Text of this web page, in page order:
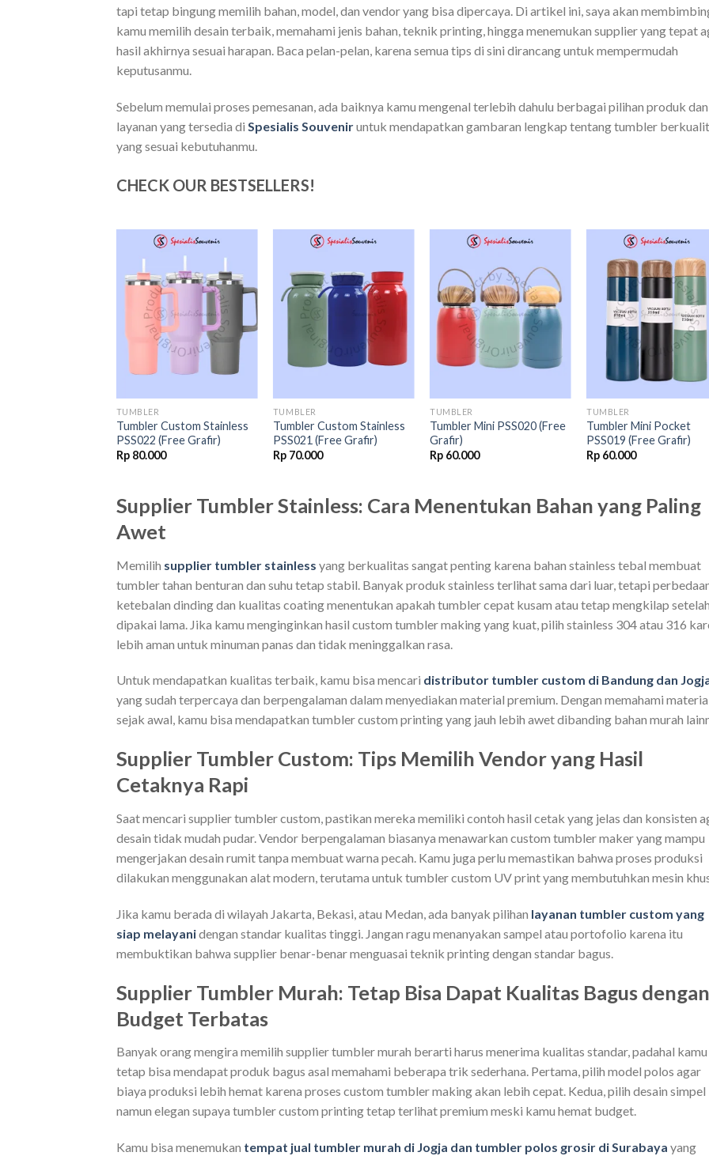
tapi tetap bingung memilih bahan, model, dan vendor yang bisa dipercaya. Di artikel ini, saya akan
kamu memilih desain terbaik, memahami jenis bahan, teknik printing, hingga menemukan supplier yang tepat
hasil akhirnya sesuai harapan. Baca pelan-pelan, karena semua tips di sini dirancang untuk mempermudah
keputusanmu.
Sebelum memulai proses pemesanan, ada baiknya kamu mengenal terlebih dahulu berbagai pilihan produk dan
layanan yang tersedia di Spesialis Souveniruntuk mendapatkan gambaran lengkap tentang tumbler
yang sesuai kebutuhanmu.
CHECK OUR BESTSELLERS!
Add to
wishlist
TUMBLER
Tumbler Custom Stainless
PSS022 (Free Grafir)
Rp80.000
Add to
wishlist
TUMBLER
Tumbler Custom Stainless
PSS021 (Free Grafir)
Rp70.000
Add to
wishlist
TUMBLER
Tumbler Mini PSS020 (Free
Grafir)
Rp 60.000
Add to
TUMBLER
Tumbler Mini Pocket
PSS019 (Free Grafir)
Rp 60.000
Supplier Tumbler Stainless: Cara Menentukan Bahan yang Paling
Awet
Memilih supplier tumbler stainless yang berkualitas sangat penting karena bahan stainless tebal membuat
tumbler tahan benturan dan suhu tetap stabil. Banyak produk stainless terlihat sama dari luar, tetapi
ketebalan dinding dan kualitas coating menentukan apakah tumbler cepat kusam atau tetap mengkilap setelah
dipakai lama. Jika kamu menginginkan hasil custom tumbler making yang kuat, pilih stainless 304 atau 316
lebih aman untuk minuman panas dan tidak meninggalkan rasa.
Untuk mendapatkan kualitas terbaik, kamu bisa mencari distributor tumbler custom di Bandung dan
yang sudah terpercaya dan berpengalaman dalam menyediakan material premium. Dengan memahami
sejak awal, kamu bisa mendapatkan tumbler custom printing yang jauh lebih awet dibanding bahan murah
Supplier Tumbler Custom: Tips Memilih Vendor yang Hasil
Cetaknya Rapi
Saat mencari supplier tumbler custom, pastikan mereka memiliki contoh hasil cetak yang jelas dan konsisten
desain tidak mudah pudar. Vendor berpengalaman biasanya menawarkan custom tumbler maker yang mampu
mengerjakan desain rumit tanpa membuat warna pecah. Kamu juga perlu memastikan bahwa proses produksi
dilakukan menggunakan alat modern, terutama untuk tumbler custom UV print yang membutuhkan mesin
Jika kamu berada di wilayah Jakarta, Bekasi, atau Medan, ada banyak pilihan layanan tumbler custom yang
siap melayanidengan standar kualitas tinggi. Jangan ragu menanyakan sampel atau portofolio karena itu
membuktikan bahwa supplier benar-benar menguasai teknik printing dengan standar bagus.
Supplier Tumbler Murah: Tetap Bisa Dapat Kualitas Bagus dengan
Budget Terbatas
Banyak orang mengira memilih supplier tumbler murah berarti harus menerima kualitas standar, padahal kamu
tetap bisa mendapat produk bagus asal memahami beberapa trik sederhana. Pertama, pilih model polos agar
biaya produksi lebih hemat karena proses custom tumbler making akan lebih cepat. Kedua, pilih desain simpel
namun elegan supaya tumbler custom printing tetap terlihat premium meski kamu hemat budget.
Kamu bisa menemukan tempat jual tumbler murah di Jogja dan tumbler polos grosir di Surabaya yang